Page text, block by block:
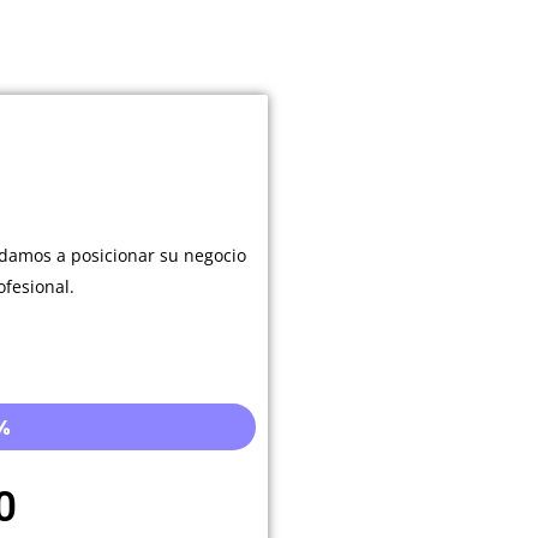
a posicionar su negocio